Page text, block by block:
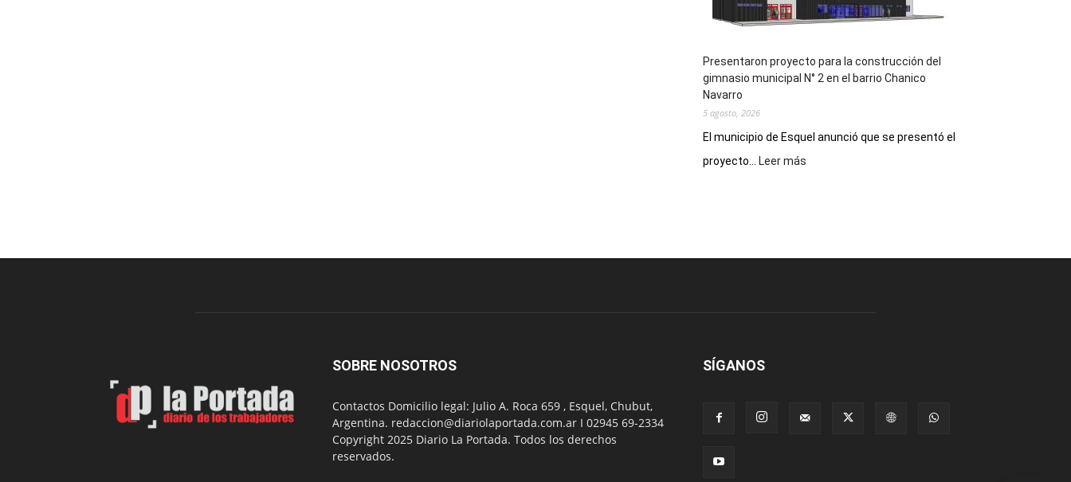
hospitales
Presentaron proyecto para la construcción del
gimnasio municipal N° 2 en el barrio Chanico
Navarro
5 agosto, 2026
El municipio de Esquel anunció que se presentó el
proyecto...
Leer más
del
Navarro
SOBRE NOSOTROS
Contactos Domicilio legal: Julio A. Roca 659 , Esquel, Chubut,
Argentina. redaccion@diariolaportada.com.ar I 02945 69-2334
Copyright 2025 Diario La Portada. Todos los derechos
reservados.
SÍGANOS